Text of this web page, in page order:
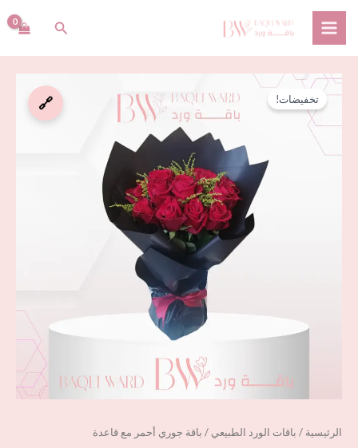
تخطي
المحتوى
البحث
تخفيضات! 🔗
الرئيسية / باقات الورد الطبيعي / باقة جوري أحمر مع قاعدة
السعر
الأصلي
هو:
ر.س 109,00.
السعر
الحالي
هو:
ر.س 85,00.
كمية
باقة
جوري
أحمر